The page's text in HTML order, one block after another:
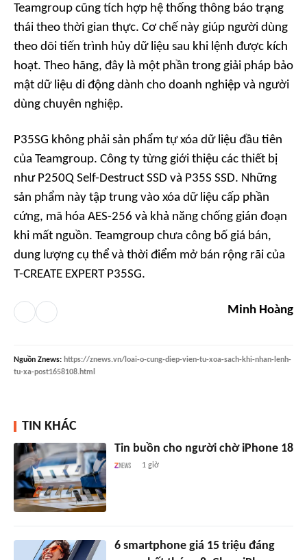
Teamgroup cũng tích hợp hệ thống thông báo trạng
thái theo thời gian thực. Cơ chế này giúp người dùng
theo dõi tiến trình hủy dữ liệu sau khi lệnh được kích
hoạt. Theo hãng, đây là một phần trong giải pháp bảo
mật dữ liệu di động dành cho doanh nghiệp và người
dùng chuyên nghiệp.
P35SG không phải sản phẩm tự xóa dữ liệu đầu tiên
của Teamgroup. Công ty từng giới thiệu các thiết bị
như P250Q Self-Destruct SSD và P35S SSD. Những
sản phẩm này tập trung vào xóa dữ liệu cấp phần
cứng, mã hóa AES-256 và khả năng chống gián đoạn
khi mất nguồn. Teamgroup chưa công bố giá bán,
dung lượng cụ thể và thời điểm mở bán rộng rãi của
T-CREATE EXPERT P35SG.
Minh Hoàng
Nguồn Znews: https://znews.vn/loai-o-cung-diep-vien-tu-xoa-sach-khi-nhan-lenh-
tu-xa-post1658108.html
TIN KHÁC
Tin buồn cho người chờ iPhone 18
1 giờ
6 smartphone giá 15 triệu đáng